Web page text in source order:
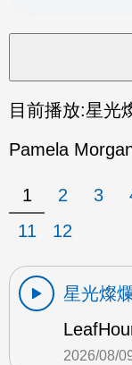
目前播放:星光
Pamela
1 2 3
11
12
星光燦爛
2026/08/